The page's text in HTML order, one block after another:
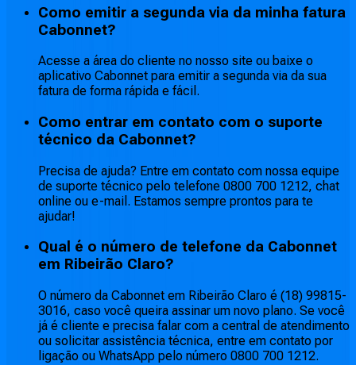
Como emitir a segunda via da minha fatura
Cabonnet?
Acesse a área do cliente no nosso site ou baixe o
aplicativo Cabonnet para emitir a segunda via da sua
fatura de forma rápida e fácil.
Como entrar em contato com o suporte
técnico da Cabonnet?
Precisa de ajuda? Entre em contato com nossa equipe
de suporte técnico pelo telefone 0800 700 1212, chat
online ou e-mail. Estamos sempre prontos para te
ajudar!
Qual é o número de telefone da Cabonnet
em Ribeirão Claro?
O número da Cabonnet em Ribeirão Claro é (18) 99815-
3016, caso você queira assinar um novo plano. Se você
já é cliente e precisa falar com a central de atendimento
ou solicitar assistência técnica, entre em contato por
ligação ou WhatsApp pelo número 0800 700 1212.